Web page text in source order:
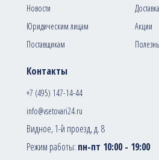
Контакты
+7 (495) 147-14-44
info@vsetovari24.ru
Видное, 1-й проезд, д. 8
Режим работы: пн-пт 10:00 - 19:00
Новости
Юридическим лицам
Поставщикам
Доставка
Акции